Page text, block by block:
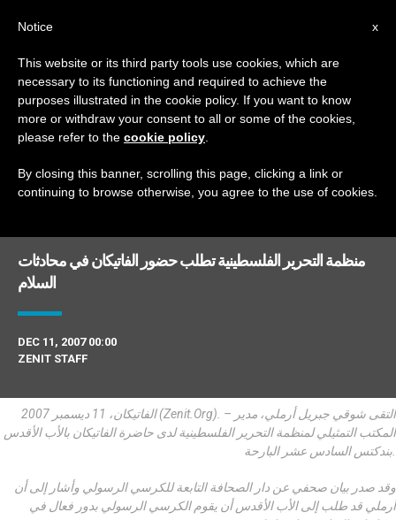
DAY
December 11th, 2007
DERNIÈRES NOUVELLES
منظمة التحرير الفلسطينية تطلب حضور الفاتيكان في محادثات
السلام
DEC 11, 2007 00:00
ZENIT STAFF
الفاتيكان، 11 ديسمبر 2007 (Zenit.org). – التقى شوقي جبريل أرملي، مدير
المكتب التمثيلي لمنظمة التحرير الفلسطينية لدى حاضرة الفاتيكان بالأب الأقدس
وقد صدر بيان صحفي عن دار الصحافة التابعة للكرسي الرسولي وأشار إلى أن
أرملي قد طلب إلى الأب الأقدس أن يقوم الكرسي الرسولي بدور فعال في
x
Notice
This website or its third party tools use cookies, which are
necessary to its functioning and required to achieve the
purposes illustrated in the cookie policy. If you want to know
more or withdraw your consent to all or some of the cookies,
please refer to the cookie policy
By closing this banner, scrolling this page, clicking a link or
continuing to browse otherwise, you agree to the use of cookies.